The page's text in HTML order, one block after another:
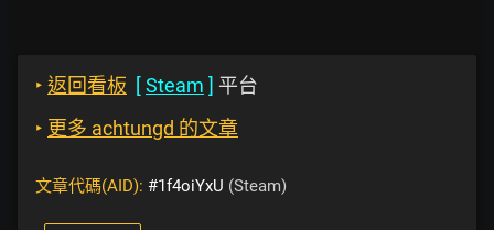
‣ 返回看板 [Steam ] 平台
‣ 更多 achtungd 的文章
文章代碼(AID): #1f4oiYxU (Steam)